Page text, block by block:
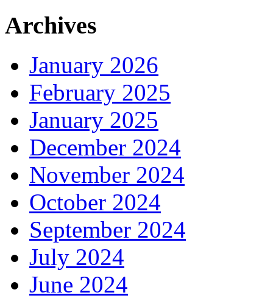
Archives
January 2026
February 2025
January 2025
December 2024
November 2024
October 2024
September 2024
July 2024
June 2024